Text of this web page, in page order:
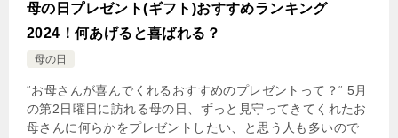
母の日プレゼント(ギフト)おすすめランキング
2024！何あげると喜ばれる？
母の日
“お母さんが喜んでくれるおすすめのプレゼントって？“ 5月
の第2日曜日に訪れる母の日、ずっと見守ってきてくれたお
母さんに何らかをプレゼントしたい、と思う人も多いので